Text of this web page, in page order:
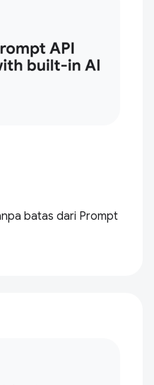
batas dari Prompt